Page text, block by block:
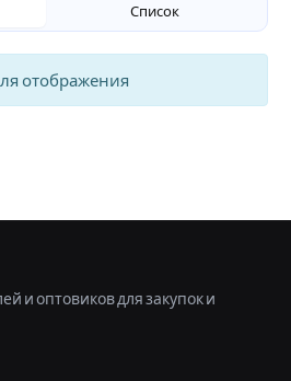
Список
отображения
и оптовиков для закупок и